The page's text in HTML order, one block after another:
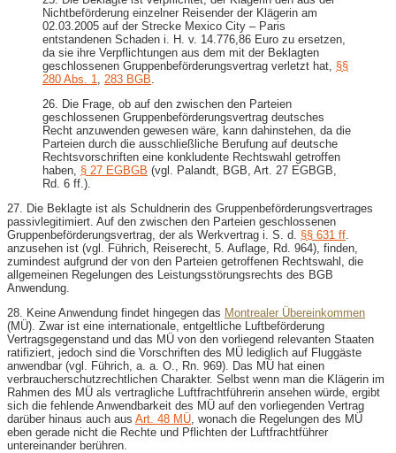
Nichtbeförderung einzelner Reisender der Klägerin am
02.03.2005 auf der Strecke Mexico City – Paris
entstandenen Schaden i. H. v. 14.776,86 Euro zu ersetzen,
da sie ihre Verpflichtungen aus dem mit der Beklagten
geschlossenen Gruppenbeförderungsvertrag verletzt hat, §§
280 Abs. 1
283 BGB
26. Die Frage, ob auf den zwischen den Parteien
geschlossenen Gruppenbeförderungsvertrag deutsches
Recht anzuwenden gewesen wäre, kann dahinstehen, da die
Parteien durch die ausschließliche Berufung auf deutsche
Rechtsvorschriften eine konkludente Rechtswahl getroffen
haben, § 27 EGBGB (vgl. Palandt, BGB, Art. 27 EGBGB,
Rd. 6 ff.).
27. Die Beklagte ist als Schuldnerin des Gruppenbeförderungsvertrages
passivlegitimiert. Auf den zwischen den Parteien geschlossenen
Gruppenbeförderungsvertrag, der als Werkvertrag i. S. d. §§ 631 ff
anzusehen ist (vgl. Führich, Reiserecht, 5. Auflage, Rd. 964), finden,
zumindest aufgrund der von den Parteien getroffenen Rechtswahl, die
allgemeinen Regelungen des Leistungsstörungsrechts des BGB
Anwendung.
28. Keine Anwendung findet hingegen das Montrealer Übereinkommen
(MÜ). Zwar ist eine internationale, entgeltliche Luftbeförderung
Vertragsgegenstand und das MÜ von den vorliegend relevanten Staaten
ratifiziert, jedoch sind die Vorschriften des MÜ lediglich auf Fluggäste
anwendbar (vgl. Führich, a. a. O., Rn. 969). Das MÜ hat einen
verbraucherschutzrechtlichen Charakter. Selbst wenn man die Klägerin im
Rahmen des MÜ als vertragliche Luftfrachtführerin ansehen würde, ergibt
sich die fehlende Anwendbarkeit des MÜ auf den vorliegenden Vertrag
darüber hinaus auch aus Art. 48 MÜ , wonach die Regelungen des MÜ
eben gerade nicht die Rechte und Pflichten der Luftfrachtführer
untereinander berühren.